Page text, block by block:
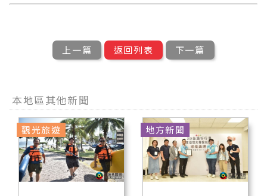
上一篇 返回列表 下一篇
本地區其他新聞
觀光旅遊 地方新聞